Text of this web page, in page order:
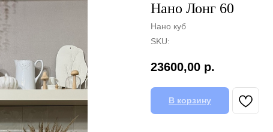
Нано Лонг 60
Нано куб
SKU:
23600,00 р.
В корзину